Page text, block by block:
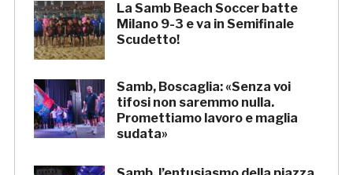
La Samb Beach Soccer batte
Milano 9-3 e va in Semifinale
Scudetto!
Samb, Boscaglia: «Senza voi
tifosi non saremmo nulla.
Promettiamo lavoro e maglia
sudata»